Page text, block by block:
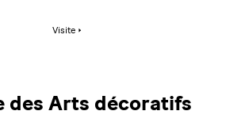
Visite
des Arts décoratifs